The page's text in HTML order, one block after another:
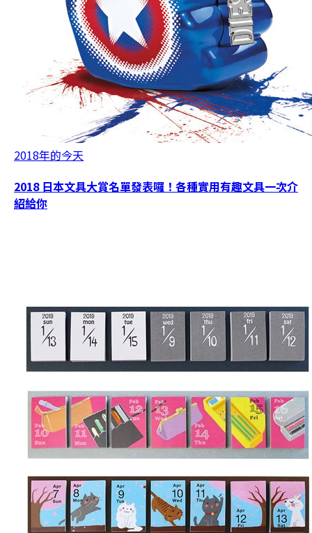
2018年的今天
2018 日本文具大賞名單發表囉！各種實用有趣文具一次介
紹給你